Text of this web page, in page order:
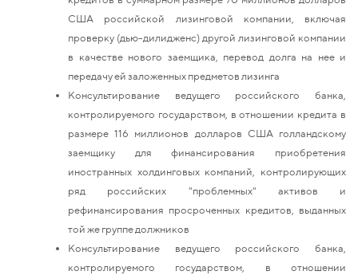
США российской лизинговой компании, включая
проверку (дью-дилидженс) другой лизинговой компании
в качестве нового заемщика, перевод долга на нее и
передачу ей заложенных предметов лизинга
Консультирование ведущего российского банка,
контролируемого государством, в отношении кредита в
размере 116 миллионов долларов США голландскому
заемщику для финансирования приобретения
иностранных холдинговых компаний, контролирующих
ряд российских "проблемных" активов и
рефинансирования просроченных кредитов, выданных
той же группе должников
Консультирование ведущего российского банка,
контролируемого государством, в отношении